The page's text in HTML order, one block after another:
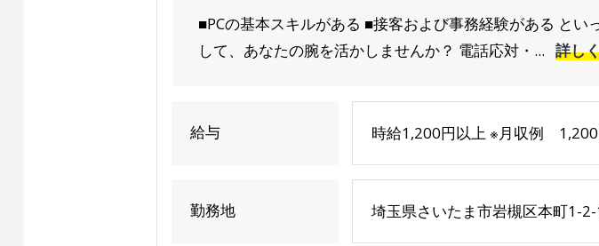
■PCの基本スキルがある ■接客および事務経験がある と
して、あなたの腕を活かしませんか？ 電話応対・... 詳し
給与 時給1,200円以上 ※月収例
勤務地 埼玉県さいたま市岩槻区本町1-